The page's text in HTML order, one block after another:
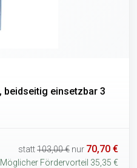
beidseitig einsetzbar 3
statt103,00 € nur 70,70 €
Möglicher Fördervorteil 35,35 €